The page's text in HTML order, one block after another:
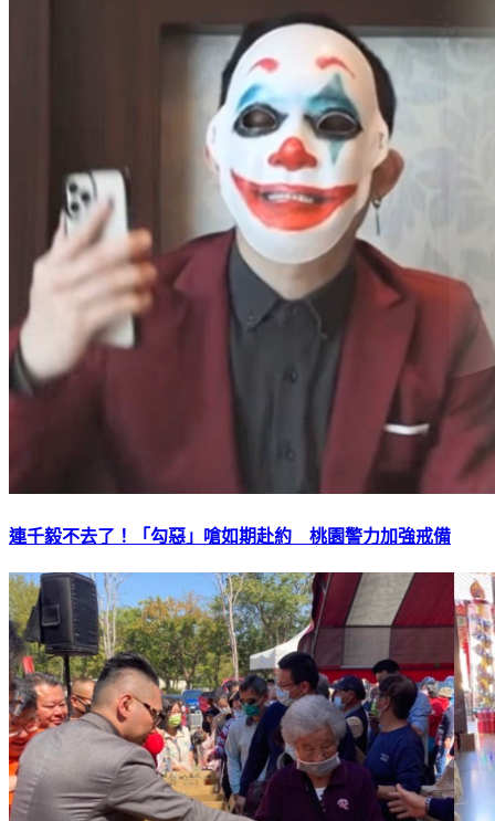
連千毅不去了！「勾惡」嗆如期赴約 桃園警力加強戒備